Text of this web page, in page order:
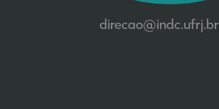
direcao@indc.ufrj.br